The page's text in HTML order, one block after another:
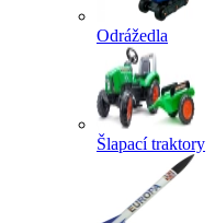
Odrážedla
Šlapací traktory